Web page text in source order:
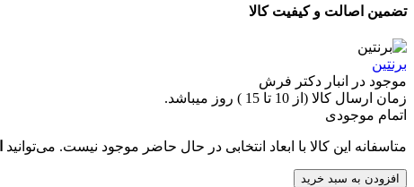
تضمین اصالت و کیفیت کالا
برنتین
موجود در انبار دکتر فرش
زمان ارسال کالا (از 10 تا 15 ) روز میباشد.
اتمام موجودی
متاسفانه این کالا با ابعاد انتخابی در حال حاضر موجود نیست. می‌توانید
افزودن به سبد خرید